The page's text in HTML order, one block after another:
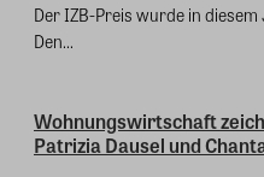
Der IZB-Preis wurde in
Den...
Wohnungswirtschaft
Patrizia Dausel und